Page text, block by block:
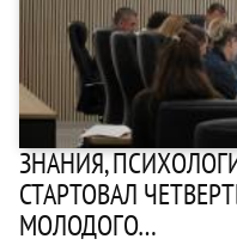
ЗНАНИЯ,
СТАРТОВАЛ
МОЛОДОГО…